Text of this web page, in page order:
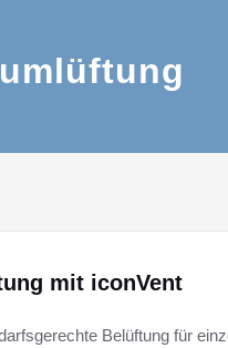
mit iconVent
Belüftung für